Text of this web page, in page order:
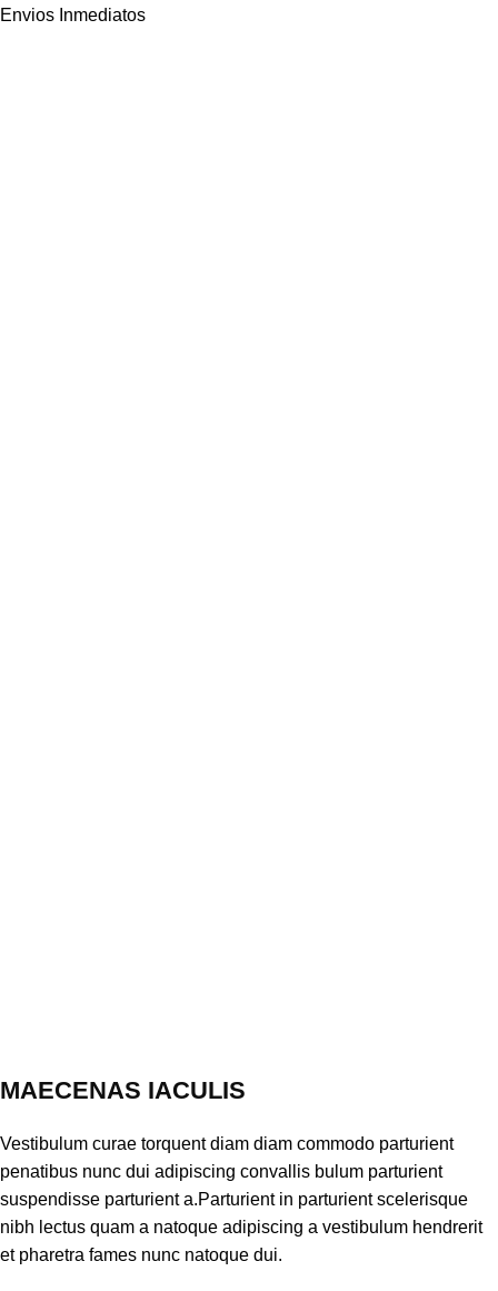
Envios Inmediatos
MAECENAS IACULIS
Vestibulum curae torquent diam diam commodo parturient
penatibus nunc dui adipiscing convallis bulum parturient
suspendisse parturient a.Parturient in parturient scelerisque
nibh lectus quam a natoque adipiscing a vestibulum hendrerit
et pharetra fames nunc natoque dui.